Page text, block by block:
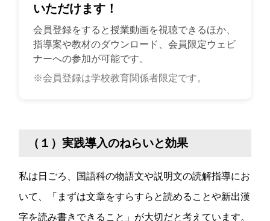
いただけます！
会員登録をすると授業動画を視聴できるほか、
指導案や教材のダウンロード、会員限定ウェビ
ナーへの参加が可能です。
※会員登録は学校教育関係者限定です。
（１）実践導入のねらいと効果
私は日ごろ、国語科の物語文や説明文の読解指導にお
いて、「まずは文章をすらすらと読めることや新出漢
字を読み書きできること」が大切だと考えています。